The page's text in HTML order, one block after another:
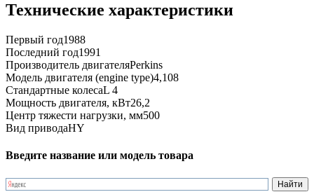
Технические характеристики
Первый год1988
Последний год1991
Производитель двигателяPerkins
Модель двигателя (engine type)4,108
Стандартные колесаL 4
Мощность двигателя, кВт26,2
Центр тяжести нагрузки, мм500
Вид приводаHY
Введите название или модель товара